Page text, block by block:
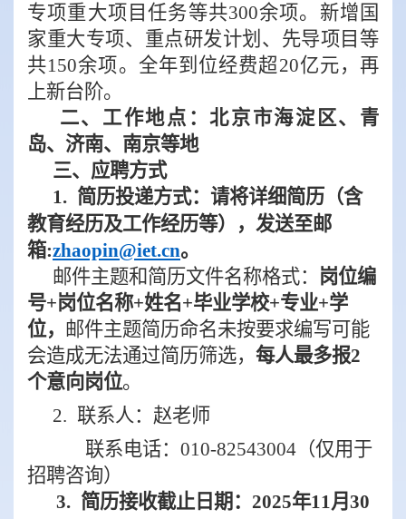
专项重大项目任务等共300余项。新增国
家重大专项、重点研发计划、先导项目等
共150余项。全年到位经费超20亿元，再
上新台阶。
二、工作地点：北京市海淀区、青
岛、济南、南京等地
三、应聘方式
1. 简历投递方式：请将详细简历（含
教育经历及工作经历等），发送至邮
箱:zhaopin@iet.cn。
邮件主题和简历文件名称格式： 岗位编
号+岗位名称+姓名+毕业学校+专业+学
位， 邮件主题简历命名未按要求编写可能
会造成无法通过简历筛选， 每人最多报2
个意向岗位。
2. 联系人：赵老师
联系电话：010-82543004 （仅用于
招聘咨询）
3. 简历接收截止日期： 2025年11月 30